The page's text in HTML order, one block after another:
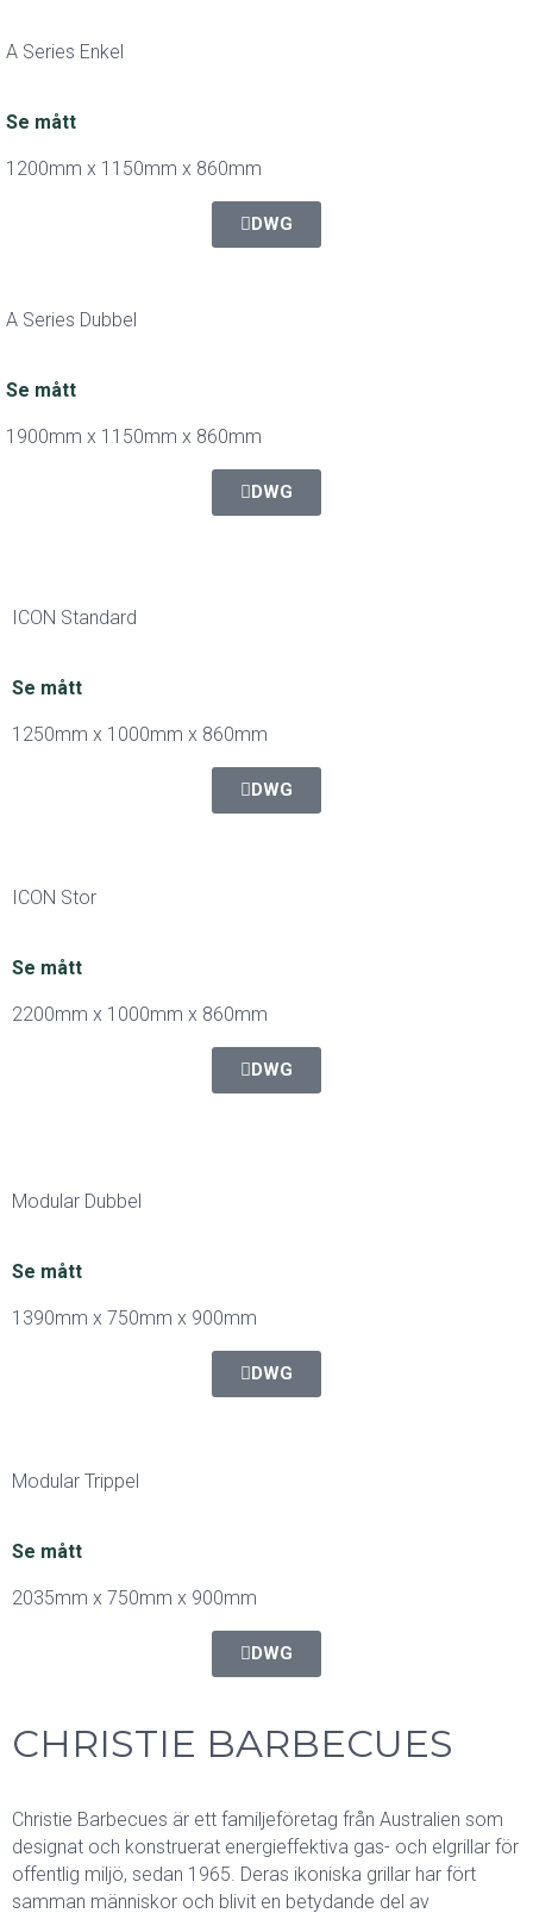
A Series Enkel
Se mått
1200mm x 1150mm x 860mm
DWG
A Series Dubbel
Se mått
1900mm x 1150mm x 860mm
DWG
ICON Standard
Se mått
1250mm x 1000mm x 860mm
DWG
ICON Stor
Se mått
2200mm x 1000mm x 860mm
DWG
Modular Dubbel
Se mått
1390mm x 750mm x 900mm
DWG
Modular Trippel
Se mått
2035mm x 750mm x 900mm
DWG
CHRISTIE BARBECUES
Christie Barbecues är ett familjeföretag från Australien som
designat och konstruerat energieffektiva gas- och elgrillar för
offentlig miljö, sedan 1965. Deras ikoniska grillar har fört
samman människor och blivit en betydande del av